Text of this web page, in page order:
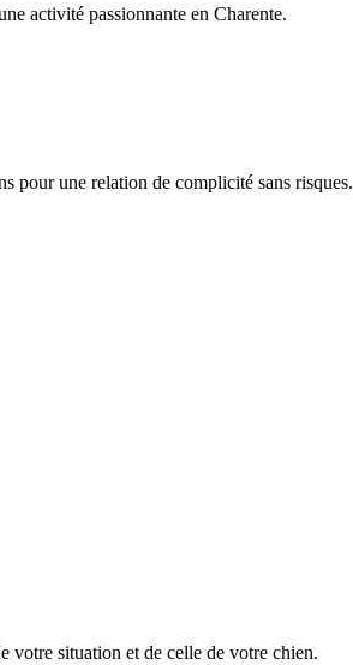
activité passionnante en Charente.
pour une relation de complicité sans risques.
votre situation et de celle de votre chien.